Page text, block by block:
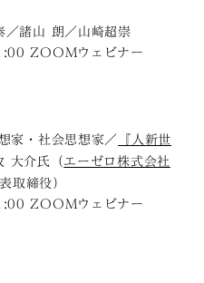
／諸山 朗／山崎超崇
ZOOMウェビナー
家・社会思想家／
『人新世
大介氏（ エーゼロ株式会社
取締役）
ZOOMウェビナー